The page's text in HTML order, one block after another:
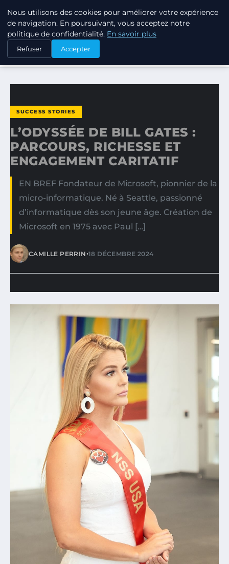
TUEZ-LES TOUS
ACCUEIL
SUCCESS STORIES
L’ODYSSÉE DE BILL GATES : PARCOURS, RICHESSE ET…
SUCCESS STORIES
L’ODYSSÉE DE BILL GATES :
PARCOURS, RICHESSE ET
ENGAGEMENT CARITATIF
EN BREF Fondateur de Microsoft, pionnier de la
micro-informatique. Né à Seattle, passionné
d’informatique dès son jeune âge. Création de
Microsoft en 1975 avec Paul […]
CAMILLE PERRIN•18 DÉCEMBRE 2024
Nous utilisons des cookies pour améliorer votre expérience
de navigation. En poursuivant, vous acceptez notre
politique de confidentialité. En savoir plus
Refuser Accepter